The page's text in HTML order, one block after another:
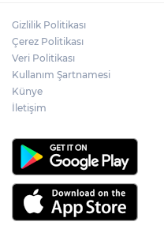
Gizlilik Politikası
Çerez Politikası
Veri Politikası
Kullanım Şartnamesi
Künye
İletişim